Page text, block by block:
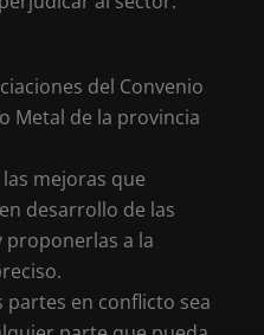
del Convenio
Metal de la provincia
mejoras que
desarrollo de las
proponerlas a la
en conflicto sea